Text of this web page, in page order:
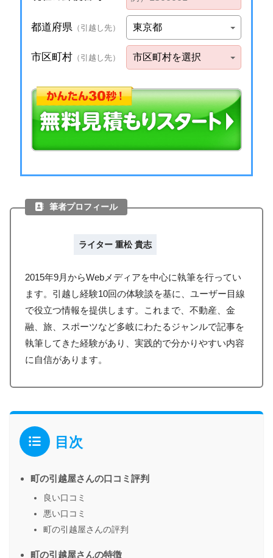
筆者プロフィール
ライター 重松 貴志
2015年9月からWebメディアを中心に執筆を行ってい
ます。引越し経験10回の体験談を基に、ユーザー目線
で役立つ情報を提供します。これまで、不動産、金
融、旅、スポーツなど多岐にわたるジャンルで記事を
執筆してきた経験があり、実践的で分かりやすい内容
に自信があります。
目次
町の引越屋さんの口コミ評判
良い口コミ
悪い口コミ
町の引越屋さんの評判
町の引越屋さんの特徴